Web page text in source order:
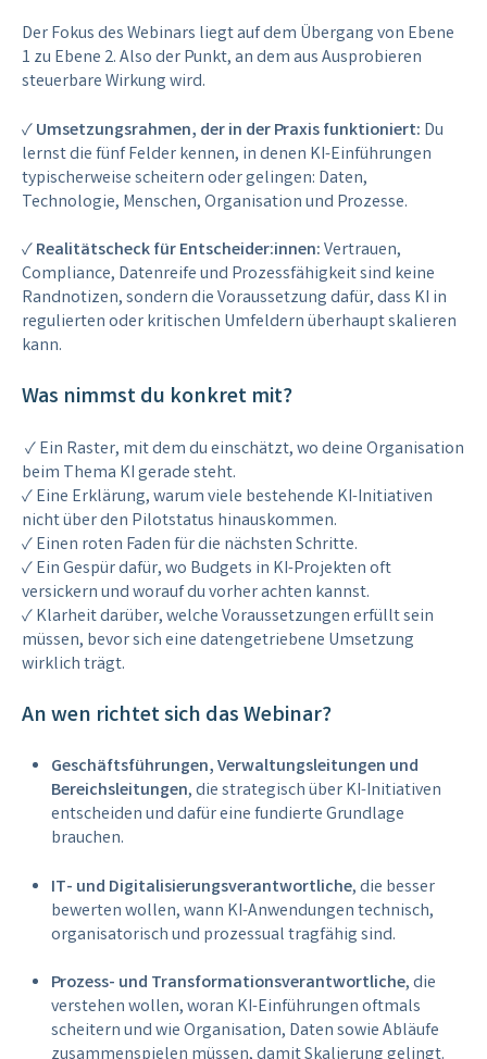
Der Fokus des Webinars liegt auf dem Übergang von Ebene
1 zu Ebene 2. Also der Punkt, an dem aus Ausprobieren
steuerbare Wirkung wird.
✓Umsetzungsrahmen, der in der Praxis funktioniert: Du
lernst die fünf Felder kennen, in denen KI-Einführungen
typischerweise scheitern oder gelingen: Daten,
Technologie, Menschen, Organisation und Prozesse.
✓Realitätscheck für Entscheider:innen:Vertrauen,
Compliance, Datenreife und Prozessfähigkeit sind keine
Randnotizen, sondern die Voraussetzung dafür, dass KI in
regulierten oder kritischen Umfeldern überhaupt skalieren
kann.
Was nimmst du konkret mit?
✓Ein Raster, mit dem du einschätzt, wo deine Organisation
beim Thema KI gerade steht.
✓ Eine Erklärung, warum viele bestehende KI-Initiativen
nicht über den Pilotstatus hinauskommen.
✓ Einen roten Faden für die nächsten Schritte.
✓ Ein Gespür dafür, wo Budgets in KI-Projekten oft
versickern und worauf du vorher achten kannst.
✓ Klarheit darüber, welche Voraussetzungen erfüllt sein
müssen, bevor sich eine datengetriebene Umsetzung
wirklich trägt.
An wen richtet sich das Webinar?
Geschäftsführungen, Verwaltungsleitungen und
Bereichsleitungen, die strategisch über KI-Initiativen
entscheiden und dafür eine fundierte Grundlage
brauchen.
IT- und Digitalisierungsverantwortliche, die besser
bewerten wollen, wann KI-Anwendungen technisch,
organisatorisch und prozessual tragfähig sind.
Prozess- und Transformationsverantwortliche, die
verstehen wollen, woran KI-Einführungen oftmals
scheitern und wie Organisation, Daten sowie Abläufe